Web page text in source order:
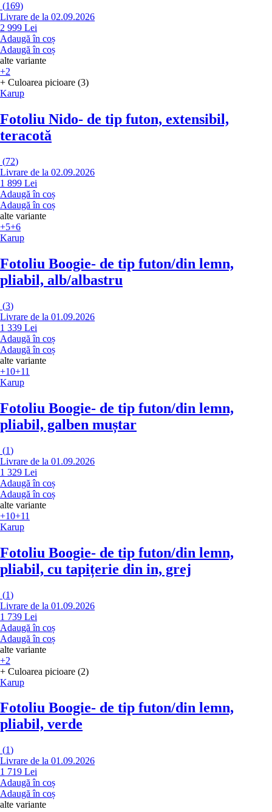
(169)
Livrare de la 02.09.2026
2 999 Lei
Adaugă în coș
Adaugă în coș
alte variante
+2
+ Culoarea picioare (3)
Karup
Fotoliu Nido- de tip futon, extensibil,
teracotă
(72)
Livrare de la 02.09.2026
1 899 Lei
Adaugă în coș
Adaugă în coș
alte variante
+5+6
Karup
Fotoliu Boogie- de tip futon/din lemn,
pliabil, alb/albastru
(3)
Livrare de la 01.09.2026
1 339 Lei
Adaugă în coș
Adaugă în coș
alte variante
+10+11
Karup
Fotoliu Boogie- de tip futon/din lemn,
pliabil, galben muștar
(1)
Livrare de la 01.09.2026
1 329 Lei
Adaugă în coș
Adaugă în coș
alte variante
+10+11
Karup
Fotoliu Boogie- de tip futon/din lemn,
pliabil, cu tapițerie din in, grej
(1)
Livrare de la 01.09.2026
1 739 Lei
Adaugă în coș
Adaugă în coș
alte variante
+2
+ Culoarea picioare (2)
Karup
Fotoliu Boogie- de tip futon/din lemn,
pliabil, verde
(1)
Livrare de la 01.09.2026
1 719 Lei
Adaugă în coș
Adaugă în coș
alte variante